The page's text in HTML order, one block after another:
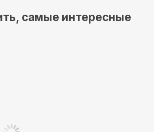
самые интересные